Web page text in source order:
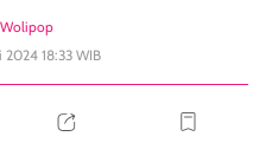
Wolipop
2024 18:33 WIB